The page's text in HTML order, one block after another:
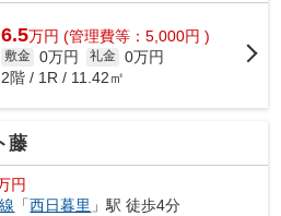
6.5万円 (管理費等：5,000円 )
敷金 0万円 礼金 0万円
2階 / 1R / 11.42㎡
藤
円
「西日暮里 」駅 徒歩4分